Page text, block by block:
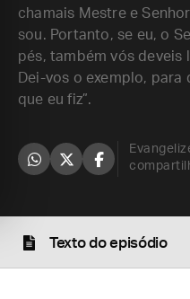
chamais Mestre e
sou. Portanto, se eu, o
pés, também vós deveis
Dei-vos o exemplo,
que eu fiz”.
Texto do episódio